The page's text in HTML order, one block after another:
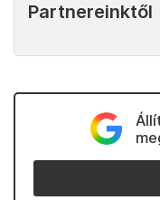
Partnereinktől